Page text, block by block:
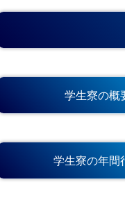
学生寮の概
学生寮の年間